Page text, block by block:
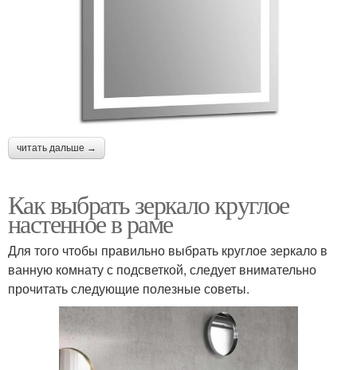
читать дальше →
Как выбрать зеркало круглое
настенное в раме
Для того чтобы правильно выбрать круглое зеркало в
ванную комнату с подсветкой, следует внимательно
прочитать следующие полезные советы.